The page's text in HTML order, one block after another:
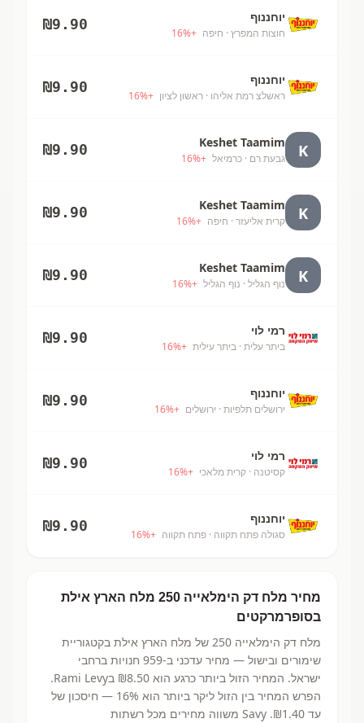
יוחננוף
חוצות המפרץ · חיפה +
16%
₪9.90
יוחננוף
ראשלצ רמת אליהו · ראשון לציון +
16%
₪9.90
K
Keshet Taamim
גבעת רם · כרמיאל +
16%
₪9.90
K
Keshet Taamim
קרית אליעזר · חיפה +
16%
₪9.90
K
Keshet Taamim
נוף הגליל · נוף הגליל +
16%
₪9.90
רמי לוי
ביתר עלית · ביתר עילית +
16%
₪9.90
יוחננוף
ירושלים תלפיות · ירושלים +
16%
₪9.90
רמי לוי
קסיטנה · קרית מלאכי +
16%
₪9.90
יוחננוף
סגולה פתח תקווה · פתח תקווה +
16%
₪9.90
מחיר מלח דק הימלאייה 250
מלח הארץ אילת
בסופרמרקטים
מלח דק הימלאייה 250 של מלח הארץ אילת בקטגוריית
שימורים ובישול — מחיר עדכני ב-959 חנויות ברחבי
ישראל. המחיר הזול ביותר כרגע הוא ₪8.50
בRami Levy.
הפרש המחיר בין הזול ליקר ביותר הוא 16% — חיסכון של
עד ₪1.40.
Savy משווה מחירים מכל רשתות